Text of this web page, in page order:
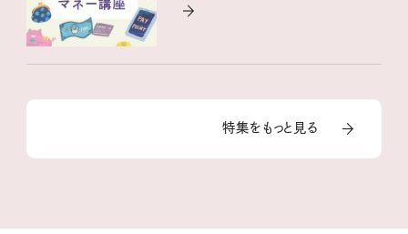
特集をもっと見る